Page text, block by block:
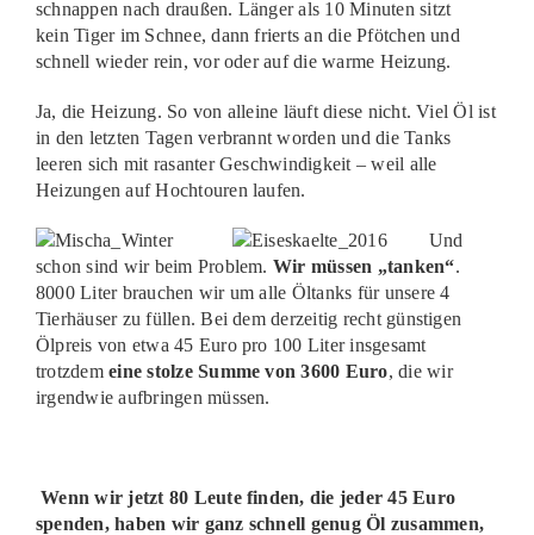
schnappen nach draußen. Länger als 10 Minuten sitzt
kein Tiger im Schnee, dann frierts an die Pfötchen und
schnell wieder rein, vor oder auf die warme Heizung.
Ja, die Heizung. So von alleine läuft diese nicht. Viel Öl ist
in den letzten Tagen verbrannt worden und die Tanks
leeren sich mit rasanter Geschwindigkeit – weil alle
Heizungen auf Hochtouren laufen.
Und
schon sind wir beim Problem. Wir müssen „tanken“.
8000 Liter brauchen wir um alle Öltanks für unsere 4
Tierhäuser zu füllen. Bei dem derzeitig recht günstigen
Ölpreis von etwa 45 Euro pro 100 Liter insgesamt
trotzdemeine stolze Summe von 3600 Euro, die wir
irgendwie aufbringen müssen.
Wenn wir jetzt 80 Leute finden, die jeder 45 Euro
spenden, haben wir ganz schnell genug Öl zusammen,